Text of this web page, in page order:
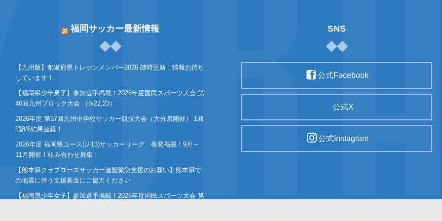
福岡サッカー最新情報
【九州版】都道府県トレセンメンバー2026 随時更新！情報お待ち
しています！
【福岡県少年男子】参加選手掲載！2026年度国民スポーツ大会 第
46回九州ブロック大会 （8/22,23）
2026年度 第57回九州中学校サッカー競技大会（大分県開催） 1回
戦8/6結果速報！
2026年度 福岡県ユース(U-13)サッカーリーグ 概要掲載！9月～
11月開催！組み合わせ募集！
【熊本県クラブユースサッカー連盟緊急支援のお願い】熊本県で
の地震に伴う支援募金にご協力ください
【福岡県少年女子】参加選手掲載！2026年度国民スポーツ大会 第
SNS
公式Facebook
公式X
公式Instagram